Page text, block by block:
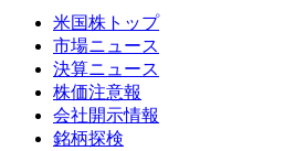
米国株トップ
市場ニュース
決算ニュース
株価注意報
会社開示情報
銘柄探検